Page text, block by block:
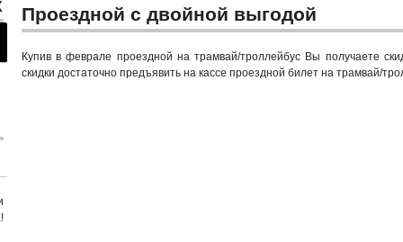
Проездной с двойной выгодой
Купив в феврале проездной на трамвай/троллейбус Вы получаете
скидки достаточно предъявить на кассе проездной билет на трамвай/